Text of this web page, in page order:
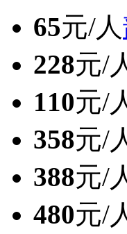
65元/人
228元/
110元/
358元/
388元/
480元/